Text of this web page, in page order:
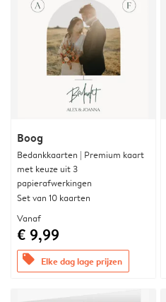
Boog
Bedankkaarten | Premium kaart
met keuze uit 3
papierafwerkingen
Set van 10 kaarten
Vanaf
€ 9,99
offers Elke dag lage prijzen